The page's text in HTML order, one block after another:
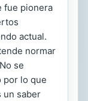
fue pionera
actual.
normar
se
por lo que
un saber